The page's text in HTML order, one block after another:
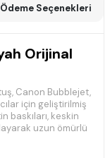
Ödeme Seçenekleri
Orijinal
Canon Bubblejet,
için geliştirilmiş
baskıları, keskin
uzun ömürlü